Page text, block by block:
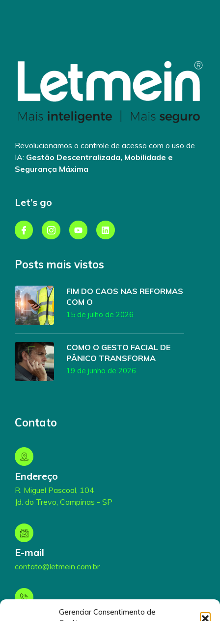
Gerenciar Consentimento de
Revolucionamos o controle de acesso com o uso de
IA: Gestão Descentralizada, Mobilidade e
Segurança Máxima
Let’s go
Posts mais vistos
FIM DO CAOS NAS REFORMAS
COM O
15 de julho de 2026
COMO O GESTO FACIAL DE
PÂNICO TRANSFORMA
19 de junho de 2026
Contato
Endereço
R. Miguel Pascoal, 104
Jd. do Trevo, Campinas - SP
E-mail
contato@letmein.com.br